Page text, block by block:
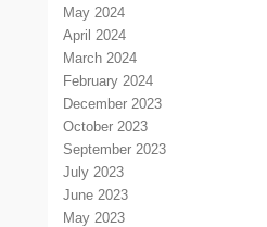
May 2024
April 2024
March 2024
February 2024
December 2023
October 2023
September 2023
July 2023
June 2023
May 2023